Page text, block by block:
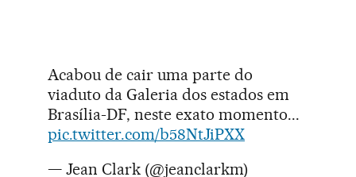
Acabou de cair uma parte do
viaduto da Galeria dos estados em
Brasília-DF, neste exato momento...
pic.twitter.com/b58NtJiPXX
— Jean Clark (@jeanclarkm)